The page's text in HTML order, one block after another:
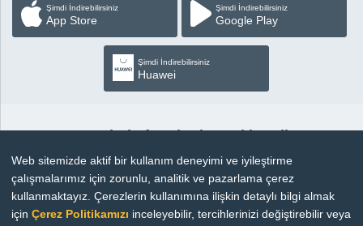
Şimdi İndirebilirsiniz
App Store
Şimdi İndirebilirsiniz
Google Play
Şimdi İndirebilirsiniz
Huawei
Sosyal Platformlardan Takip Edin
Copyright © 2026 |Bilgi Toplumu Hizmetleri
Web sitemizde aktif bir kullanım deneyimi ve iyileştirme
çalışmalarımız için zorunlu, analitik ve pazarlama çerez
kullanmaktayız. Çerezlerin kullanımına ilişkin detaylı bilgi almak
içinÇerez Politikamızı inceleyebilir, tercihlerinizi değiştirebilir veya